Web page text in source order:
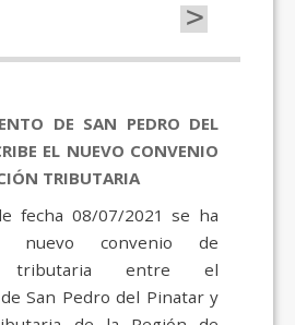
>
DE SAN PEDRO DEL
EL NUEVO CONVENIO
TRIBUTARIA
fecha 08/07/2021 se ha
nuevo convenio de
tributaria entre el
San Pedro del Pinatar y